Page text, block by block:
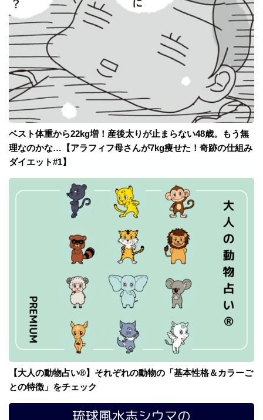
ベスト体重から22kg増！産後太りが止まらない48歳。もう無
理なのかな…【アラフィフ母さんが7kg痩せた！奇跡の仕組み
ダイエット#1】
【大人の動物占い®】それぞれの動物の「基本性格＆カラーご
との特徴」をチェック